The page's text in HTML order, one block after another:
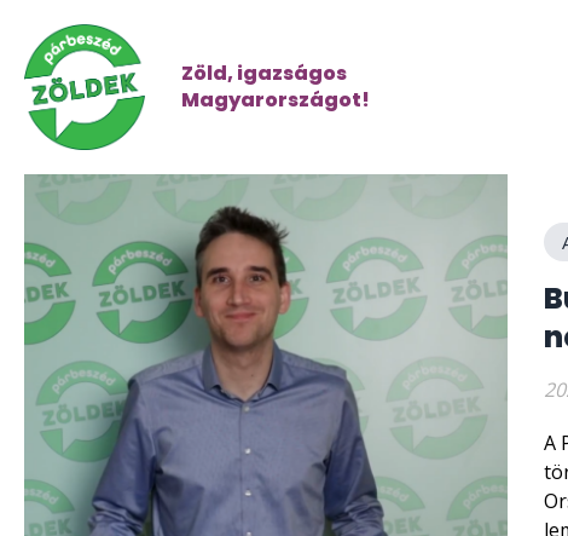
Zöld, igazságos
Magyarországot!
A